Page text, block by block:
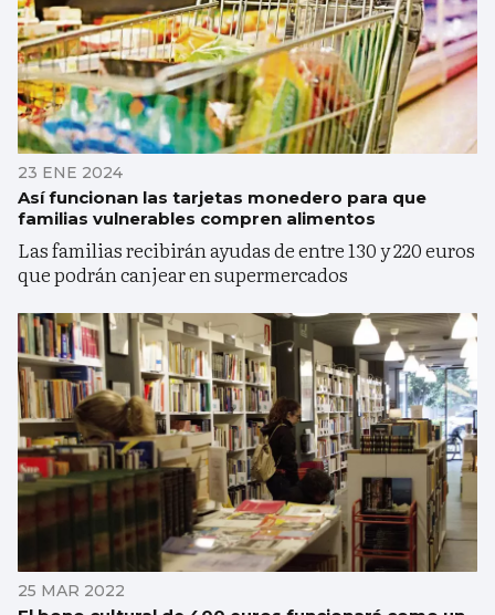
23 ENE 2024
Así funcionan las tarjetas monedero para que
familias vulnerables compren alimentos
Las familias recibirán ayudas de entre 130 y 220 euros
que podrán canjear en supermercados
25 MAR 2022